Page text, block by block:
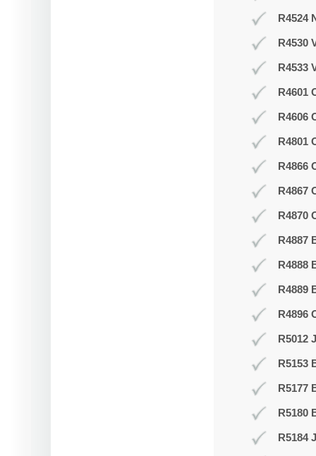
R4524
R4530
R4533
R4601
R4606
R4801
R4866
R4867
R4870
R4887
R4888
R4889
R4896
R5012
R5153
R5177
R5180
R5184